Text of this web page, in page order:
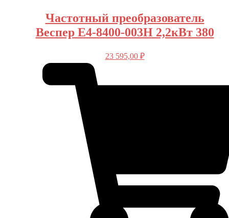
Частотный преобразователь
Веспер E4-8400-003H 2,2кВт 380
23 595,00 ₽